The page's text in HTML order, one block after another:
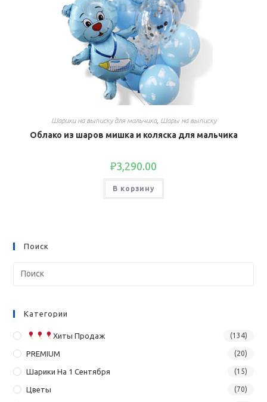
Шарики на выписку для мальчика, Шары на выписку
Облако из шаров мишка и коляска для мальчика
₽3,290.00
В корзину
Поиск
Категории
Хиты Продаж (134)
PREMIUM (20)
Шарики На 1 Сентября (15)
Цветы (70)